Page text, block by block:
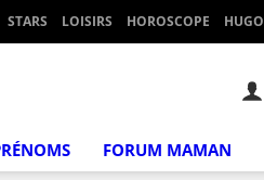
STARS LOISIRS HOROSCOPE HUGO
FORUM MAMAN